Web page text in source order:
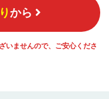
から
いませんので、ご安心くださ